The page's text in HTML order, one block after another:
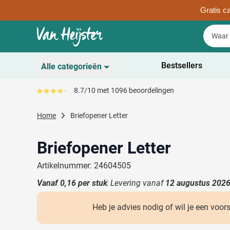
Gratis
Ga naar de inhoud Zoek
Zoek
Alle categorieën
Duurzaam
Toon submenu voor
Kantoorartikelen
Gadgets & Weggevers
Toon submenu voor
Tassen
Toon submenu voor
Toon submenu voor
Bestsellers
Gemiddeld reviewpercentage is 87
8.7/10 met 1096 beoordelingen
Home Briefopener Letter
Briefopener Letter
Artikelnummer: 24604505
Vanaf0,16 per stuk Levering vanaf 12 augustus 2026
Heb je advies nodig of wil je een